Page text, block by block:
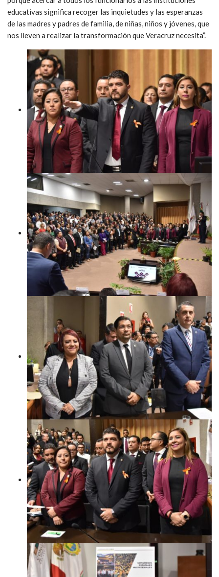
educativas significa recoger las inquietudes y las esperanzas
de las madres y padres de familia, de niñas, niños y jóvenes, que
nos lleven a realizar la transformación que Veracruz necesita”.